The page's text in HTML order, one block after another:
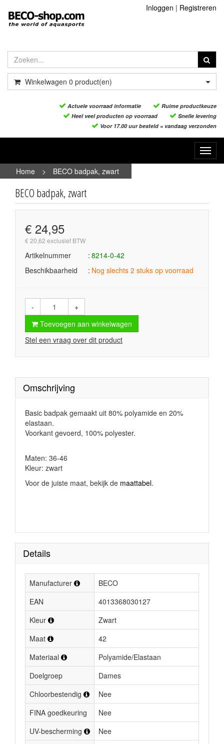
Inloggen | Registreren
Winkelwagen 0 product(en)
Actuele voorraad informatie
Ruime productkeuze
Heel veel producten op voorraad
Snelle levering
Voor 17.00 uur besteld = vandaag verzonden
Home
> BECO badpak, zwart
BECO badpak, zwart
€ 24,95
€ 20,62 exclusief BTW
Artikelnummer
8214-0-42
Beschikbaarheid
Nog slechts 2 stuks op voorraad
-
+
Toevoegen aan winkelwagen
Stel een vraag over dit product
Omschrijving
Basic badpak gemaakt uit 80% polyamide en 20%
elastaan.
Voorkant gevoerd, 100% polyester.
Maten: 36-46
Kleur: zwart
Voor de juiste maat, bekijk de maattabel.
Details
Manufacturer
BECO
EAN
4013368030127
Kleur
Zwart
Maat
42
Materiaal
Polyamide/Elastaan
Doelgroep
Dames
Chloorbestendig
Nee
FINA goedkeuring
Nee
UV-bescherming
Nee